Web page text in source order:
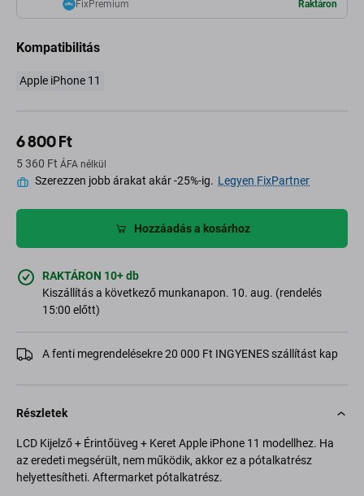
FixPremium Raktáron
Kompatibilitás
Apple iPhone 11
6 800 Ft
5 360 Ft ÁFA nélkül
Szerezzen jobb árakat akár -25%-ig. Legyen FixPartner
Hozzáadás a kosárhoz
RAKTÁRON 10+ db
Kiszállítás a következő munkanapon. 10. aug. (rendelés
15:00 előtt)
A fenti megrendelésekre 20 000 Ft INGYENES szállítást kap
Részletek
LCD Kijelző + Érintőüveg + Keret Apple iPhone 11 modellhez. Ha
az eredeti megsérült, nem működik, akkor ez a pótalkatrész
helyettesítheti. Aftermarket pótalkatrész.